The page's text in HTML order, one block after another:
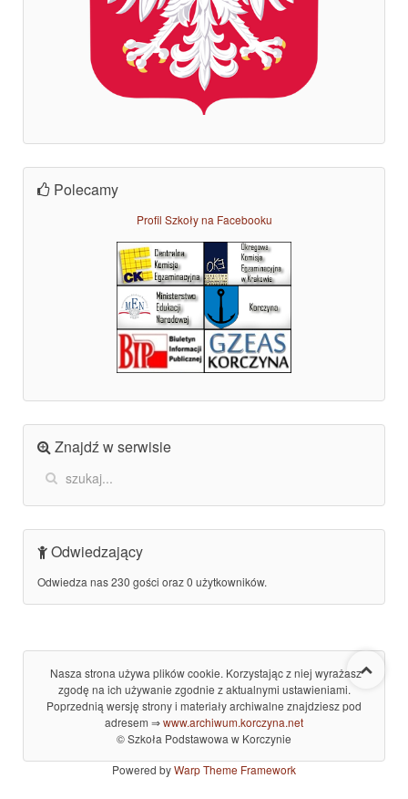
Polecamy
Profil Szkoły na Facebooku
Znajdź w serwisie
Odwiedzający
Odwiedza nas 230 gości oraz 0 użytkowników.
Nasza strona używa plików cookie. Korzystając z niej wyrażasz
zgodę na ich używanie zgodnie z aktualnymi ustawieniami.
Poprzednią wersję strony i materiały archiwalne znajdziesz pod
adresem ⇒www.archiwum.korczyna.net
© Szkoła Podstawowa w Korczynie
Powered byWarp Theme Framework